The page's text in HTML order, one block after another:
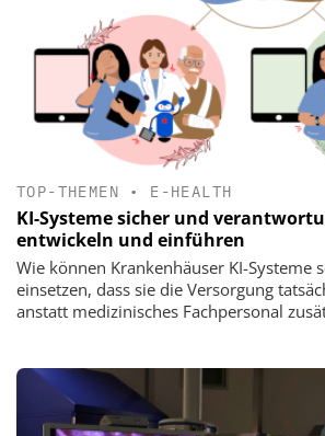
TOP-THEMEN • E-HEALTH
KI-Systeme sicher und
entwickeln und einführen
Wie können Krankenhäuser KI-Systeme
einsetzen, dass sie die Versorgung
anstatt medizinisches Fachpersonal